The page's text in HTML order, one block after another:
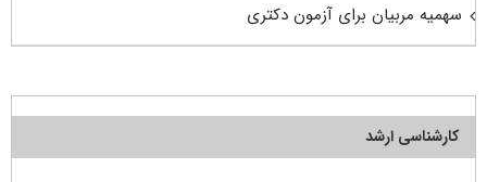
سهمیه مربیان برای آزمون دکتری
کارشناسی ارشد